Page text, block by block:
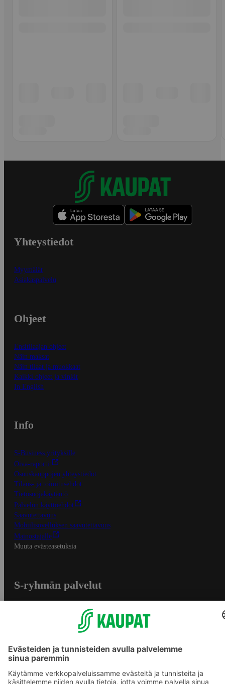
Yhteystiedot
Myymälät
Asiakaspalvelu
Ohjeet
Ensitilaajan ohjeet
Näin maksat
Näin tilaat ja muokkaat
Kaikki ohjeet ja vinkit
In English
Info
S-Business yrityksille
Oiva-raportit
Osuuskauppojen yhteystiedot
Tilaus- ja toimitusehdot
Tietosuojakäytäntö
Palvelun käyttöehdot
Saavutettavuus
Mobiilisovelluksen saavutettavuus
Mainostajalle
Muuta evästeasetuksia
S-ryhmän palvelut
S-ostoslista -sovellus
Prisma.fi
Sokos.fi
S-Pankki